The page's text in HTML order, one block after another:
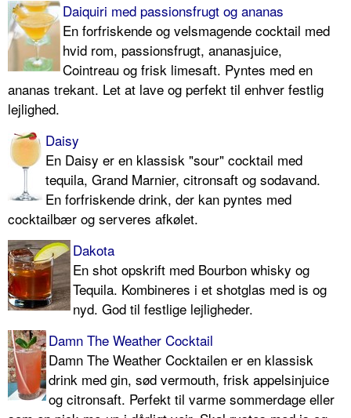
Daiquiri med passionsfrugt og ananas
En forfriskende og velsmagende cocktail med
hvid rom, passionsfrugt, ananasjuice,
Cointreau og frisk limesaft. Pyntes med en
ananas trekant. Let at lave og perfekt til enhver festlig
lejlighed.
Daisy
En Daisy er en klassisk "sour" cocktail med
tequila, Grand Marnier, citronsaft og sodavand.
En forfriskende drink, der kan pyntes med
cocktailbær og serveres afkølet.
Dakota
En shot opskrift med Bourbon whisky og
Tequila. Kombineres i et shotglas med is og
nyd. God til festlige lejligheder.
Damn The Weather Cocktail
Damn The Weather Cocktailen er en klassisk
drink med gin, sød vermouth, frisk appelsinjuice
og citronsaft. Perfekt til varme sommerdage eller